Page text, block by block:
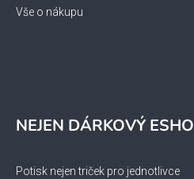
Vše o nákupu
NEJEN DÁRKOVÝ
Potisk nejen triček pro jednotlivce